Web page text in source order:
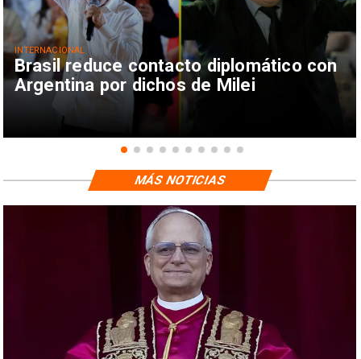
Brasil reduce contacto diplomático con
Argentina por dichos de Milei
INTERNACIONAL
MÁS NOTICIAS